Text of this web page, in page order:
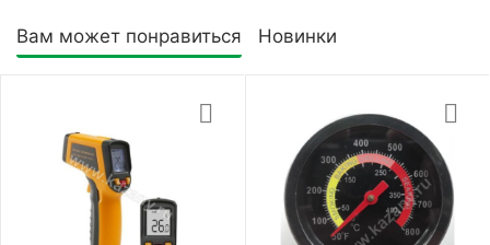
Вам может понравиться Новинки